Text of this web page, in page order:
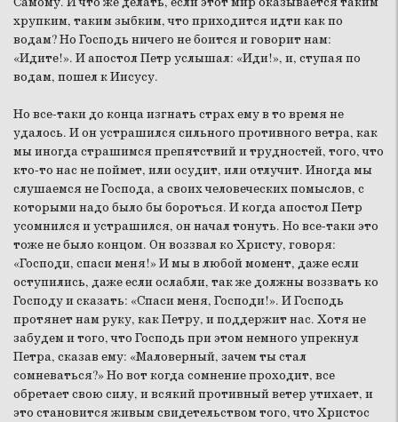
хрупким, таким зыбким, что приходится идти как по
водам? Но Господь ничего не боится и говорит нам:
«Идите!». И апостол Петр услышал: «Иди!», и, ступая по
водам, пошел к Иисусу.
Но все-таки до конца изгнать страх ему в то время не
удалось. И он устрашился сильного противного ветра, как
мы иногда страшимся препятствий и трудностей, того, что
кто-то нас не поймет, или осудит, или отлучит. Иногда мы
слушаемся не Господа, а своих человеческих помыслов, с
которыми надо было бы бороться. И когда апостол Петр
усомнился и устрашился, он начал тонуть. Но все-таки это
тоже не было концом. Он воззвал ко Христу, говоря:
«Господи, спаси меня!» И мы в любой момент, даже если
оступились, даже если ослабли, так же должны воззвать ко
Господу и сказать: «Спаси меня, Господи!». И Господь
протянет нам руку, как Петру, и поддержит нас. Хотя не
забудем и того, что Господь при этом немного упрекнул
Петра, сказав ему: «Маловерный, зачем ты стал
сомневаться?» Но вот когда сомнение проходит, все
обретает свою силу, и всякий противный ветер утихает, и
это становится живым свидетельством того, что Христос